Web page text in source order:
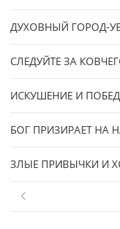
ДУХОВНЫЙ ГОРОД-
СЛЕДУЙТЕ ЗА
ИСКУШЕНИЕ И
БОГ ПРИЗИРАЕТ НА
ЗЛЫЕ ПРИВЫЧКИ И